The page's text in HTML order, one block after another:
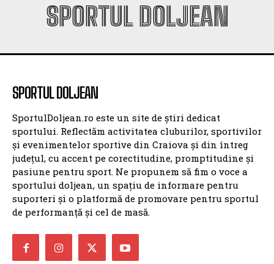
SPORTUL DOLJEAN
SportulDoljean.ro este un site de știri dedicat
sportului. Reflectăm activitatea cluburilor, sportivilor
și evenimentelor sportive din Craiova și din întreg
județul, cu accent pe corectitudine, promptitudine și
pasiune pentru sport. Ne propunem să fim o voce a
sportului doljean, un spațiu de informare pentru
de performanță și cel de masă.